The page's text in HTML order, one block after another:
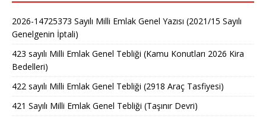
2026-14725373 Sayılı Milli Emlak Genel Yazısı (2021/15 Sayılı
Genelgenin İptali)
423 sayılı Milli Emlak Genel Tebliği (Kamu Konutları 2026 Kira
Bedelleri)
422 sayılı Milli Emlak Genel Tebliği (2918 Araç Tasfiyesi)
421 Sayılı Milli Emlak Genel Tebliği (Taşınır Devri)